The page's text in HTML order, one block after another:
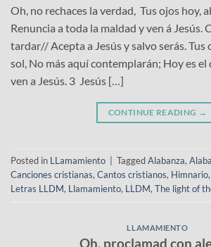
Oh, no rechaces la verdad, Tus ojos hoy,
Renuncia a toda la maldad y ven á Jesús.
tardar// Acepta a Jesús y salvo serás. Tus
sol, No más aquí contemplarán; Hoy es el
ven a Jesús. 3 Jesús […]
CONTINUE READING →
Posted in LLamamiento TaggedAlabanza,
Canciones cristianas, Cantos cristianos, Himnario,
Letras LLDM, Llamamiento, LLDM, The light of
LLAMAMIENTO
Oh, proclamad con